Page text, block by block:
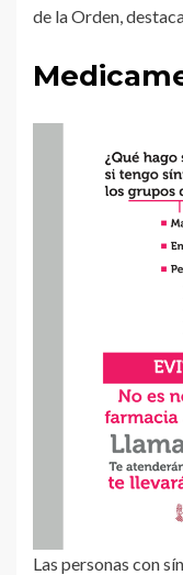
de la Orden,
Las personas con